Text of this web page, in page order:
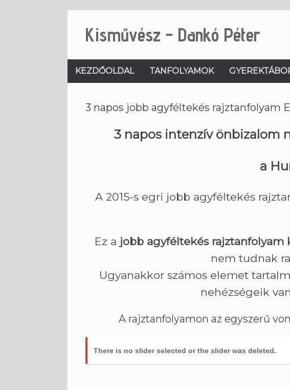
contentKisművész - Dankó Péter
KEZDŐOLDAL TANFOLYAMOK
3 napos jobb agyféltekés rajztanfolyam
3 napos intenzív önbizalom
a
A 2015-s egri jobb agyféltekés
Ez a jobb agyféltekés rajztanfolyam
nem tudnak
Ugyanakkor számos elemet
nehézségeik
A rajztanfolyamon az egyszerű
There is no slider selected or the slider was deleted.